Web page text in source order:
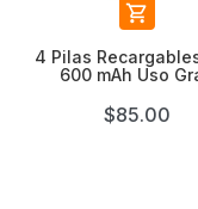

4 Pilas
600 mAh Uso
$85.00